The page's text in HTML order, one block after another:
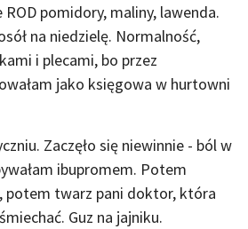
ROD pomidory, maliny, lawenda.
na niedzielę. Normalność,
i plecami, bo przez
jako księgowa w hurtowni
Zaczęło się niewinnie - ból w
ibupromem. Potem
potem twarz pani doktor, która
Guz na jajniku.